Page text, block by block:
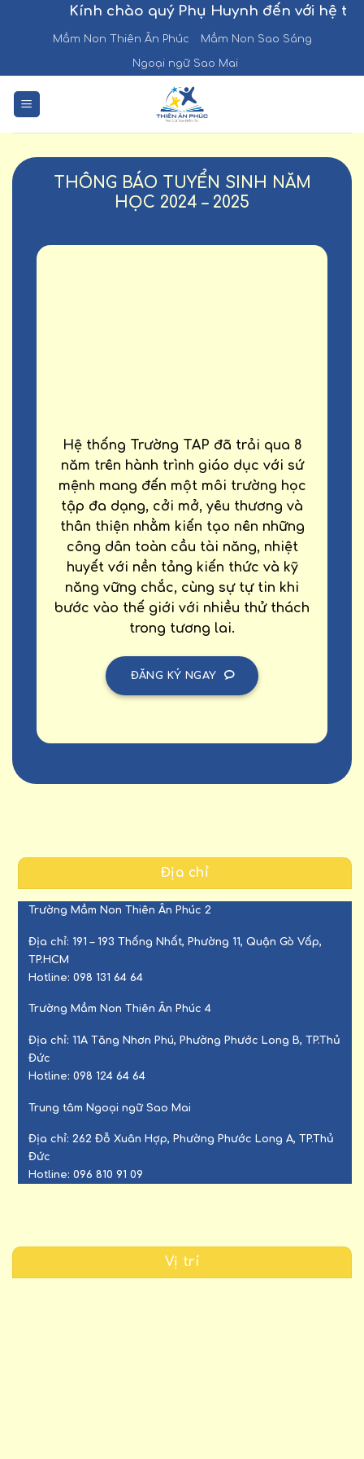
Kính chào quý Phụ Huynh đến với hệ
Mầm Non Thiên Ân Phúc Mầm Non Sao Sáng
Ngoại ngữ Sao Mai
THÔNG BÁO TUYỂN SINH NĂM
HỌC 2024 – 2025
Hệ thống Trường TAP đã trải qua 8
năm trên hành trình giáo dục với sứ
mệnh mang đến một môi trường học
tập đa dạng, cởi mở, yêu thương và
thân thiện nhằm kiến tạo nên những
công dân toàn cầu tài năng, nhiệt
huyết với nền tảng kiến thức và kỹ
năng vững chắc, cùng sự tự tin khi
bước vào thế giới với nhiều thử thách
trong tương lai.
ĐĂNG KÝ NGAY
Địa chỉ
Trường Mầm Non Thiên Ân Phúc 2
Địa chỉ: 191 – 193 Thống Nhất, Phường 11, Quận Gò Vấp,
TP.HCM
Hotline: 098 131 64 64
Trường Mầm Non Thiên Ân Phúc 4
Địa chỉ: 11A Tăng Nhơn Phú, Phường Phước Long B, TP.Thủ
Đức
Hotline: 098 124 64 64
Trung tâm Ngoại ngữ Sao Mai
Địa chỉ: 262 Đỗ Xuân Hợp, Phường Phước Long A, TP.Thủ
Đức
Hotline: 096 810 91 09
Vị trí